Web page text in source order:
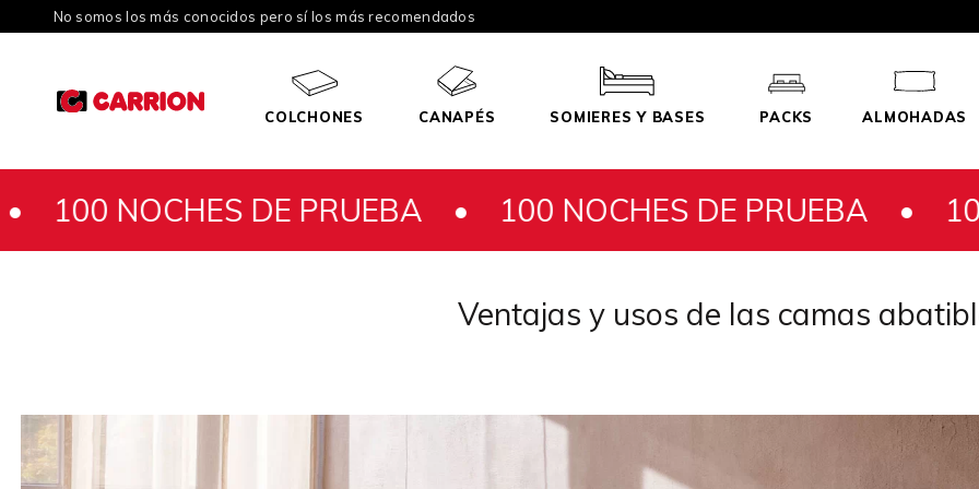
No somos los más conocidos pero sí los más recomendados
COLCHONES CANAPÉS SOMIERES Y BASES PACKS ALMOHADAS
DE PRUEBA •100 NOCHES DE PRUEBA •100
Ventajas y usos de las camas